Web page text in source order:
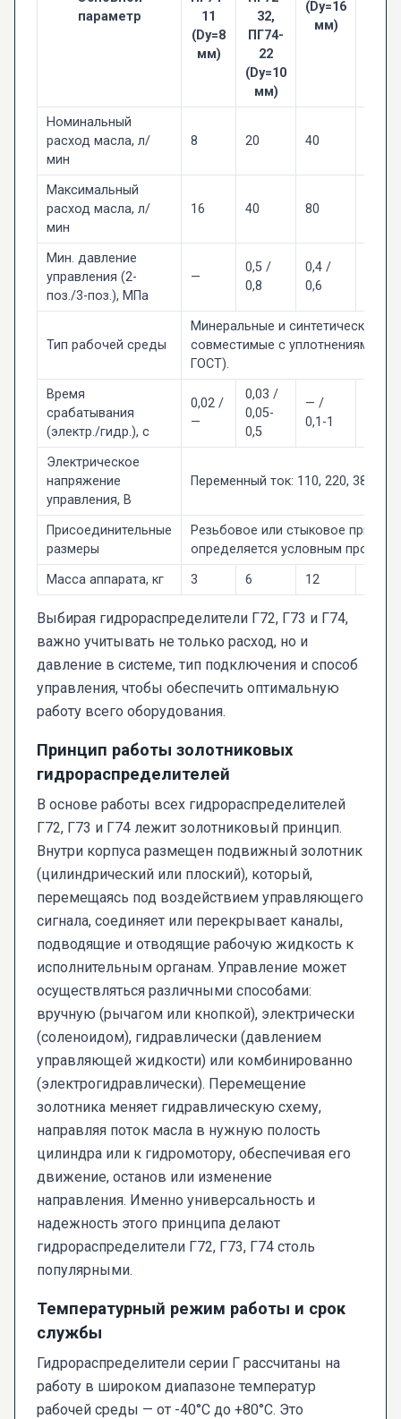
параметр
11
(Dy=8
мм)
32,
ПГ74-
22
(Dy=10
мм)
(Dy=16
мм)
Номинальный
расход масла, л/
мин
8 20 40
Максимальный
расход масла, л/
мин
16 40 80
Мин. давление
управления (2-
поз./3-поз.), МПа
—
0,5 /
0,8
0,4 /
0,6
Тип рабочей среды
Минеральные и синтетические
совместимые с уплотнениями
ГОСТ).
Время
срабатывания
(электр./гидр.), с
0,02 /
—
0,03 /
0,05-
0,5
— /
0,1-1
Электрическое
напряжение
управления, В
Переменный ток: 110, 220, 380.
Присоединительные
размеры
Резьбовое или стыковое
определяется условным
Масса аппарата, кг
3 6 12
Выбирая гидрораспределители Г72, Г73 и Г74,
важно учитывать не только расход, но и
давление в системе, тип подключения и способ
управления, чтобы обеспечить оптимальную
работу всего оборудования.
Принцип работы золотниковых
гидрораспределителей
В основе работы всех гидрораспределителей
Г72, Г73 и Г74 лежит золотниковый принцип.
Внутри корпуса размещен подвижный золотник
(цилиндрический или плоский), который,
перемещаясь под воздействием управляющего
сигнала, соединяет или перекрывает каналы,
подводящие и отводящие рабочую жидкость к
исполнительным органам. Управление может
осуществляться различными способами:
вручную (рычагом или кнопкой), электрически
(соленоидом), гидравлически (давлением
управляющей жидкости) или комбинированно
(электрогидравлически). Перемещение
золотника меняет гидравлическую схему,
направляя поток масла в нужную полость
цилиндра или к гидромотору, обеспечивая его
движение, останов или изменение
направления. Именно универсальность и
надежность этого принципа делают
гидрораспределители Г72, Г73, Г74 столь
популярными.
Температурный режим работы и срок
службы
Гидрораспределители серии Г рассчитаны на
работу в широком диапазоне температур
рабочей среды — от -40°C до +80°C. Это